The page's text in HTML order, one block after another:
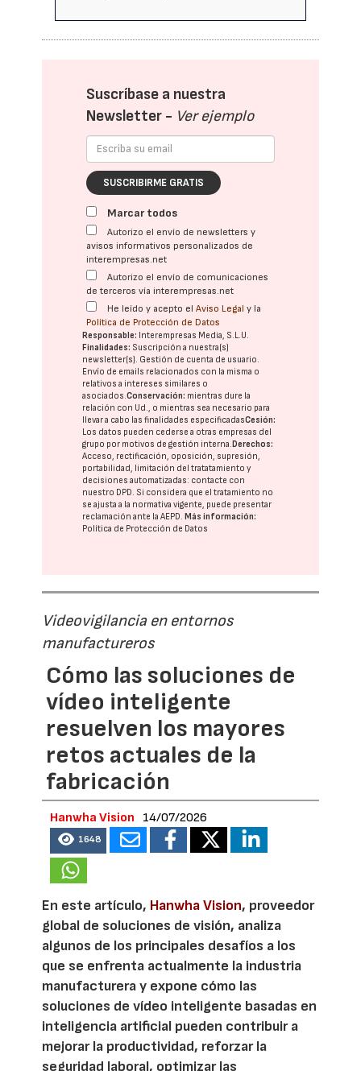
Suscríbase a nuestra
Newsletter - Ver ejemplo
SUSCRIBIRME GRATIS
Marcar todos
Autorizo el envío de newsletters y
avisos informativos personalizados de
interempresas.net
Autorizo el envío de comunicaciones
de terceros vía interempresas.net
He leído y acepto elAviso Legal y la
Política de Protección de Datos
Responsable: Interempresas Media, S.L.U.
Finalidades: Suscripción a nuestra(s)
newsletter(s). Gestión de cuenta de usuario.
Envío de emails relacionados con la misma o
relativos a intereses similares o
asociados.Conservación: mientras dure la
relación con Ud., o mientras sea necesario para
llevar a cabo las finalidades especificadasCesión:
Los datos pueden cederse a otras empresas del
grupo por motivos de gestión interna.Derechos:
Acceso, rectificación, oposición, supresión,
portabilidad, limitación del tratatamiento y
decisiones automatizadas: contacte con
nuestro DPD. Si considera que el tratamiento no
se ajusta a la normativa vigente, puede presentar
reclamación ante laAEPD.Más información:
Política de Protección de Datos
Videovigilancia en entornos
manufactureros
Cómo las soluciones de
vídeo inteligente
resuelven los mayores
retos actuales de la
fabricación
Hanwha Vision 14/07/2026
1648
En este artículo, Hanwha Vision, proveedor
global de soluciones de visión, analiza
algunos de los principales desafíos a los
que se enfrenta actualmente la industria
manufacturera y expone cómo las
soluciones de vídeo inteligente basadas en
inteligencia artificial pueden contribuir a
mejorar la productividad, reforzar la
seguridad laboral, optimizar las